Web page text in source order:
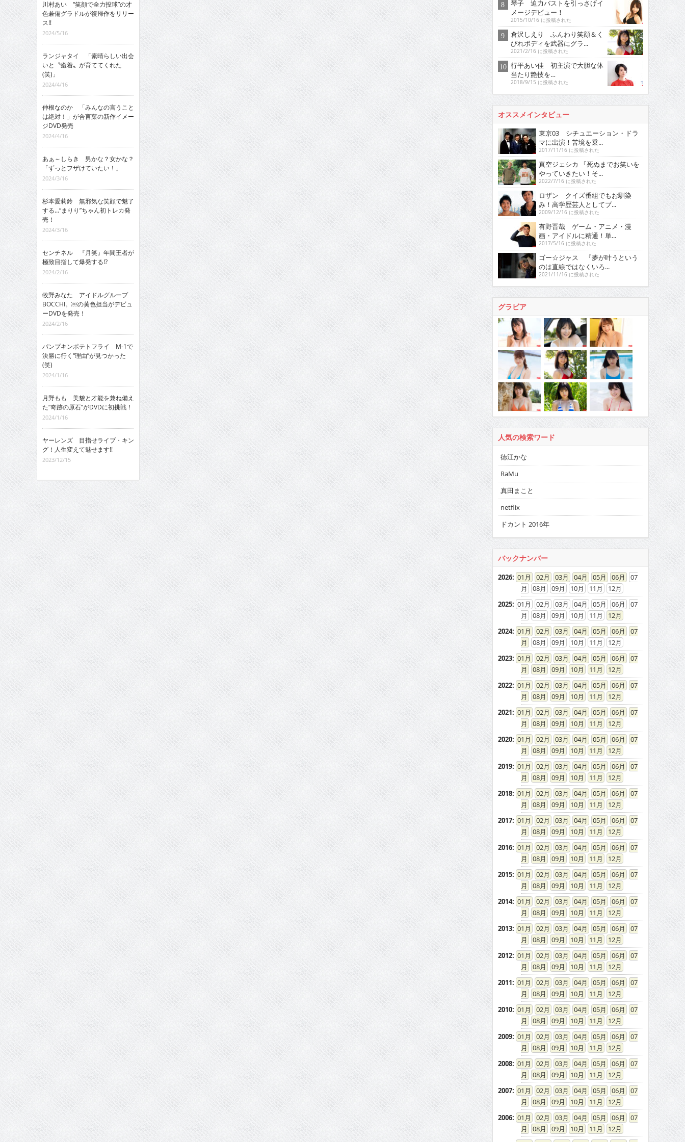
川村あい “笑顔で全力投球”の才
色兼備グラドルが復帰作をリリー
ス!!
2024/5/16
ランジャタイ 「素晴らしい出会
いと〝癒着〟が育ててくれた
(笑)」
2024/4/16
仲根なのか 「みんなの言うこと
は絶対！」が合言葉の新作イメー
ジDVD発売
2024/4/16
あぁ～しらき 男かな？女かな？
「ずっとフザけていたい！」
2024/3/16
杉本愛莉鈴 無邪気な笑顔で魅了
する…“まりり”ちゃん初トレカ発
売！
2024/3/16
センチネル 『月笑』年間王者が
極致目指して爆発する!?
2024/2/16
牧野みなた アイドルグループ
BOCCHI。￼の黄色担当がデビュ
ーDVDを発売！
2024/2/16
パンプキンポテトフライ M-1で
決勝に行く“理由”が見つかった
(笑)
2024/1/16
月野もも 美貌と才能を兼ね備え
た“奇跡の原石”がDVDに初挑戦！
2024/1/16
ヤーレンズ 目指せライブ・キン
グ！人生変えて魅せます!!
2023/12/15
琴子 迫力バストを引っさげイ
メージデビュー！
2015/10/16 に投稿された
倉沢しえり ふんわり笑顔＆く
びれボディを武器にグラ...
2021/2/16 に投稿された
行平あい佳 初主演で大胆な体
当たり艶技を…
2018/9/15 に投稿された
オススメインタビュー
東京03 シチュエーション・ドラ
マに出演！苦境を乗...
2017/11/16 に投稿された
真空ジェシカ 『死ぬまでお笑いを
やっていきたい！そ...
2022/7/16 に投稿された
ロザン クイズ番組でもお馴染
み！高学歴芸人としてブ...
2009/12/16 に投稿された
有野晋哉 ゲーム・アニメ・漫
画・アイドルに精通！単...
2017/5/16 に投稿された
ゴー☆ジャス 『夢が叶うという
のは直線ではなくいろ...
2021/11/16 に投稿された
グラビア
人気の検索ワード
徳江かな
RaMu
真田まこと
netflix
ドカント 2016年
バックナンバー
2026: 01 02 03 04 05 06
07
08
09 10 11
12
2025: 01 02 03 04 05 06
07
08
09 10 11
12
2024: 01 02 03 04 05 06
07
08
09 10 11
12
2023: 01 02 03 04 05 06
07
08
09 10 11
12
2022: 01 02 03 04 05 06
07
08
09 10 11
12
2021: 01 02 03 04 05 06
07
08
09 10 11
12
2020: 01 02 03 04 05 06
07
08
09 10 11
12
2019: 01 02 03 04 05 06
07
08
09 10 11
12
2018: 01 02 03 04 05 06
07
08
09 10 11
12
2017: 01 02 03 04 05 06
07
08
09 10 11
12
2016: 01 02 03 04 05 06
07
08
09 10 11
12
2015: 01 02 03 04 05 06
07
08
09 10 11
12
2014: 01 02 03 04 05 06
07
08
09 10 11
12
2013: 01 02 03 04 05 06
07
08
09 10 11
12
2012: 01 02 03 04 05 06
07
08
09 10 11
12
2011: 01 02 03 04 05 06
07
08
09 10 11
12
2010: 01 02 03 04 05 06
07
08
09 10 11
12
2009: 01 02 03 04 05 06
07
08
09 10 11
12
2008: 01 02 03 04 05 06
07
08
09 10 11
12
2007: 01 02 03 04 05 06
07
08
09 10 11
12
2006: 01 02 03 04 05 06
07
08
09 10 11
12